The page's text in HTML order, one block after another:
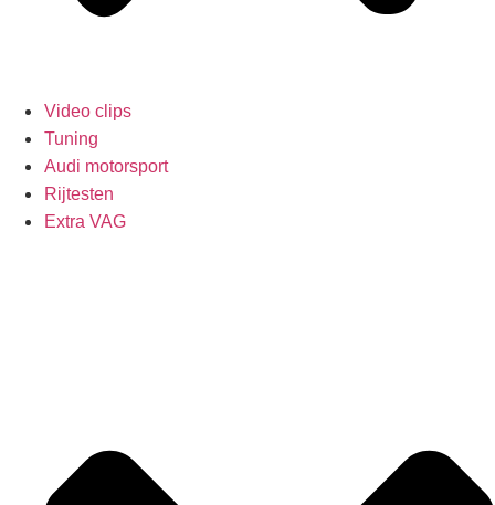
Video clips
Tuning
Audi motorsport
Rijtesten
Extra VAG